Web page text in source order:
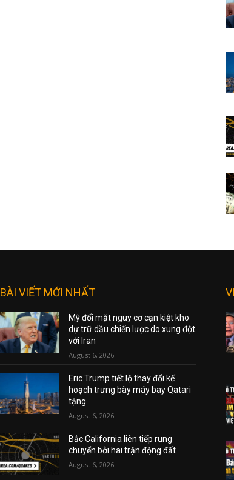
BÀI VIẾT MỚI NHẤT
Mỹ đối mặt nguy cơ cạn kiệt kho
dự trữ dầu chiến lược do xung đột
với Iran
August 6, 2026
Eric Trump tiết lộ thay đổi kế
hoạch trưng bày máy bay Qatari
tặng
August 6, 2026
Bắc California liên tiếp rung
chuyển bởi hai trận động đất
August 6, 2026